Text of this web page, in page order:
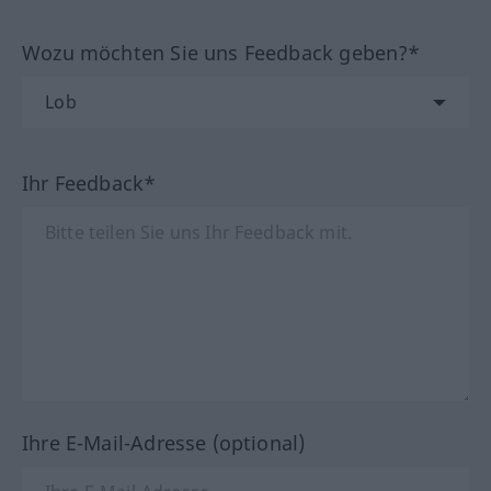
Wozu möchten Sie uns Feedback geben?*
Ihr Feedback*
Ihre E-Mail-Adresse (optional)